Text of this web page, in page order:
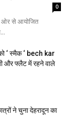
0
ओर से आयोजित
‘ स्मैक ‘ bech kar
और फ्लैट में रहने वाले
ने चुना देहरादून का